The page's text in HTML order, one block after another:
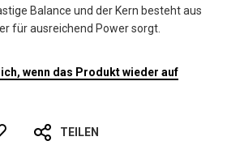
Balance und der Kern besteht aus
für ausreichend Power sorgt.
wenn das Produkt wieder auf
TEILEN